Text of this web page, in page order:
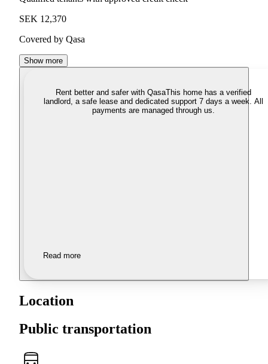
SEK 12,370
Covered by Qasa
Show more
Rent better and safer with QasaThis home has a verified
landlord, a safe lease and dedicated support 7 days a week. All
payments are managed through us.
Read more
Location
Public transportation